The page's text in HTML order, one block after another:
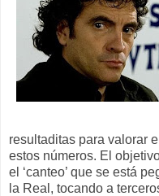
resultaditas para valorar
estos números. El
el ‘canteo’ que se está
la Real, tocando a